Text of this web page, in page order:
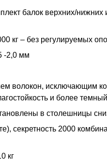
балок верхних/нижних
кг – без регулируемых
-2,0 мм
волокон, исключающим
и более
в столешницы
секретность 2000
кг